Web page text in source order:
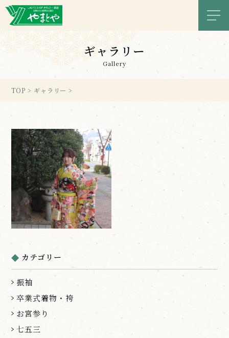
メ
ギャラリー
Gallery
TOP > ギャラリー >
カテゴリー
振袖
卒業式着物・袴
お宮参り
七五三